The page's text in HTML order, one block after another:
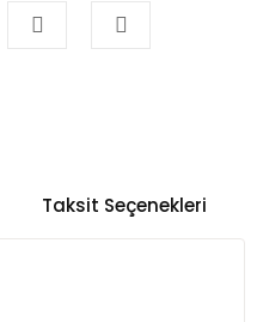
Taksit Seçenekleri